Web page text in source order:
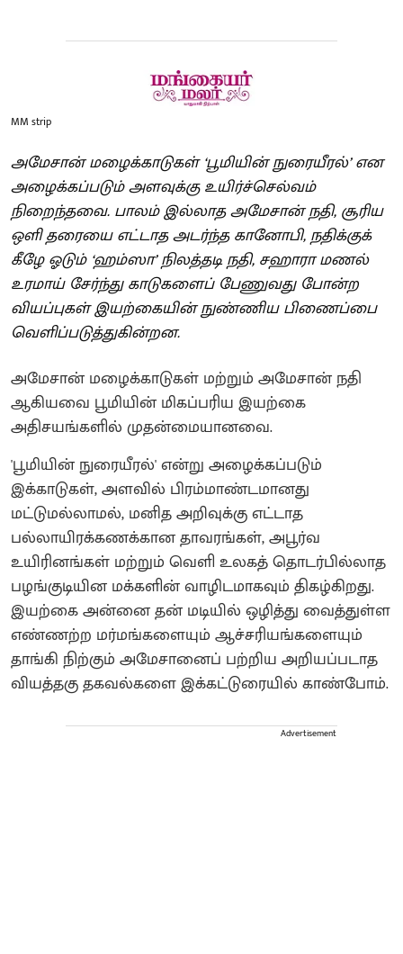
MM strip
அமேசான் மழைக்காடுகள் ‘பூமியின் நுரையீரல்’ என
அழைக்கப்படும் அளவுக்கு உயிர்ச்செல்வம்
நிறைந்தவை. பாலம் இல்லாத அமேசான் நதி, சூரிய
ஒளி தரையை எட்டாத அடர்ந்த கானோபி, நதிக்குக்
கீழே ஓடும் ‘ஹம்ஸா’ நிலத்தடி நதி, சஹாரா மணல்
உரமாய் சேர்ந்து காடுகளைப் பேணுவது போன்ற
வியப்புகள் இயற்கையின் நுண்ணிய பிணைப்பை
வெளிப்படுத்துகின்றன.
அமேசான் மழைக்காடுகள் மற்றும் அமேசான் நதி
ஆகியவை பூமியின் மிகப்பரிய இயற்கை
அதிசயங்களில் முதன்மையானவை.
'பூமியின் நுரையீரல்' என்று அழைக்கப்படும்
இக்காடுகள், அளவில் பிரம்மாண்டமானது
மட்டுமல்லாமல், மனித அறிவுக்கு எட்டாத
பல்லாயிரக்கணக்கான தாவரங்கள், அபூர்வ
உயிரினங்கள் மற்றும் வெளி உலகத் தொடர்பில்லாத
பழங்குடியின மக்களின் வாழிடமாகவும் திகழ்கிறது.
இயற்கை அன்னை தன் மடியில் ஒழித்து வைத்துள்ள
எண்ணற்ற மர்மங்களையும் ஆச்சரியங்களையும்
தாங்கி நிற்கும் அமேசானைப் பற்றிய அறியப்படாத
வியத்தகு தகவல்களை இக்கட்டுரையில் காண்போம்.
Advertisement